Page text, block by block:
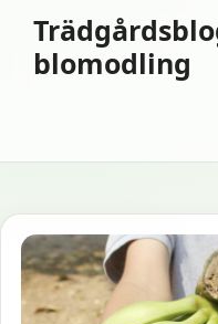
innehållblomodling